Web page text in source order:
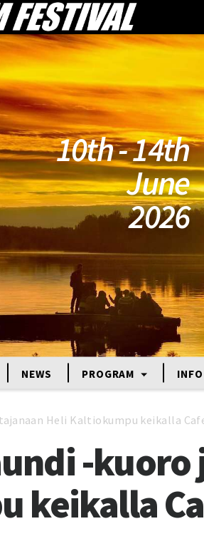
10th - 14th
June
2026
NEWS PROGRAM INFO
Heli Kaltiokumpu keikalla
-
keikalla